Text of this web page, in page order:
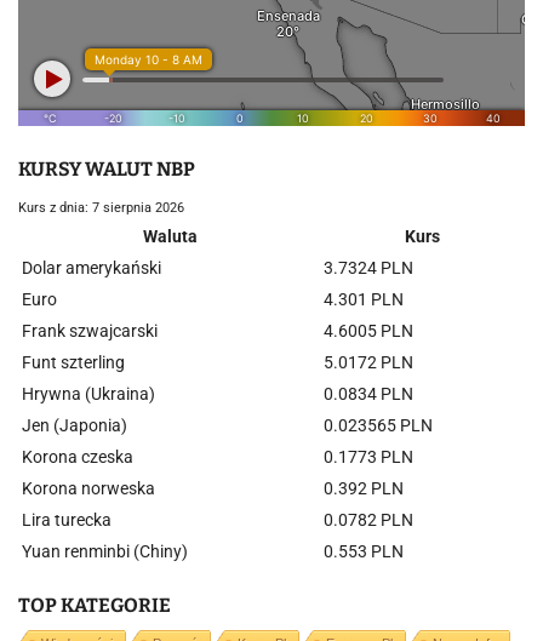
KURSY WALUT NBP
Kurs z dnia: 7 sierpnia 2026
Waluta
Kurs
Dolar amerykański
3.7324 PLN
Euro
4.301 PLN
Frank szwajcarski
4.6005 PLN
Funt szterling
5.0172 PLN
Hrywna (Ukraina)
0.0834 PLN
Jen (Japonia)
0.023565 PLN
Korona czeska
0.1773 PLN
Korona norweska
0.392 PLN
Lira turecka
0.0782 PLN
Yuan renminbi (Chiny)
0.553 PLN
TOP KATEGORIE